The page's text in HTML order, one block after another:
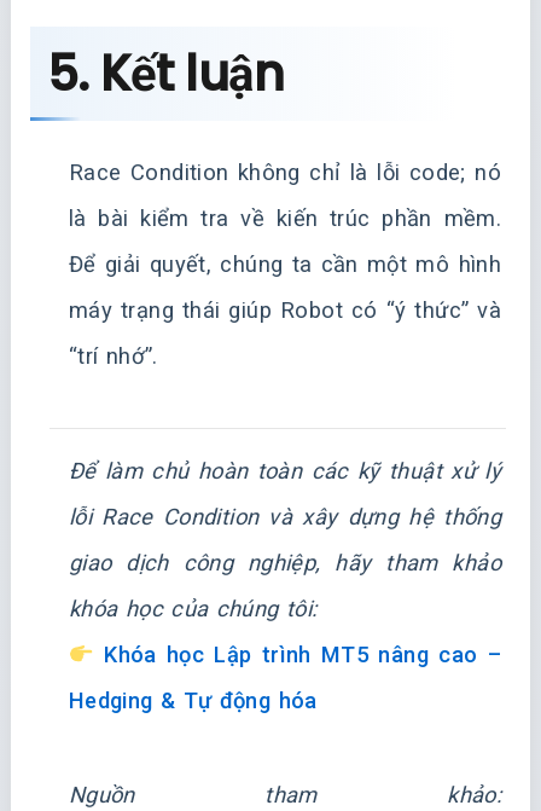
5. Kết luận
Race Condition không chỉ là lỗi code; nó
là bài kiểm tra về kiến trúc phần mềm.
Để giải quyết, chúng ta cần một mô hình
máy trạng thái giúp Robot có “ý thức” và
“trí nhớ”.
Để làm chủ hoàn toàn các kỹ thuật xử lý
lỗi Race Condition và xây dựng hệ thống
giao dịch công nghiệp, hãy tham khảo
khóa học của chúng tôi:
Khóa học Lập trình MT5 nâng cao –
Hedging & Tự động hóa
Nguồn tham khảo: